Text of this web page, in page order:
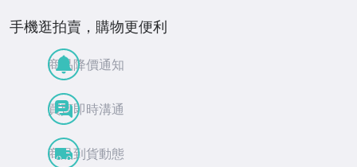
手機逛拍賣，購物更便利
商品降價通知
買賣即時溝通
商品到貨動態